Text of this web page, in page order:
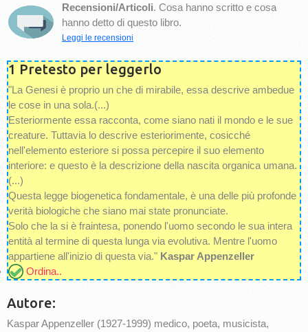
Recensioni/Articoli. Cosa hanno scritto e cosa
hanno detto di questo libro.
Leggi le recensioni
1 Pretesto per leggerlo
"La Genesi è proprio un che di mirabile, essa descrive ambedue
le cose in una sola.(...)
Esteriormente essa racconta, come siano nati il mondo e le sue
creature. Tuttavia lo descrive esteriorimente, cosicché
nell'elemento esteriore si possa percepire il suo elemento
interiore: e questo è la descrizione della nascita organica umana.
(...)
Questa legge biogenetica fondamentale, è una delle più profonde
verità biologiche che siano mai state pronunciate.
Solo che la si è fraintesa, ponendo l'uomo secondo le sua intera
entità al termine di questa lunga via evolutiva. Mentre l'uomo
appartiene all'inizio di questa via." Kaspar Appenzeller
Ordina..
Autore:
Kaspar Appenzeller (1927-1999) medico, poeta, musicista,